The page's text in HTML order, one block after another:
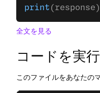
print (response)
全文を見る
コードを実
このファイルをあなたの